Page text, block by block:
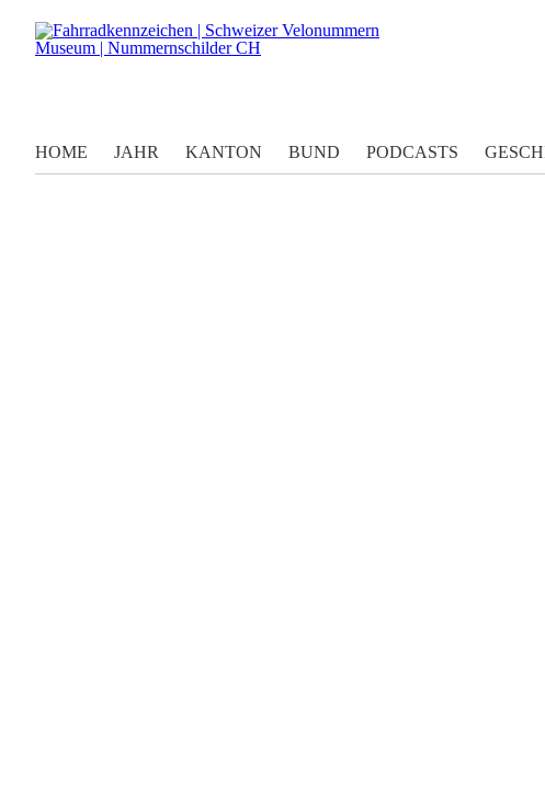
HOME JAHR KANTON BUND PODCASTS